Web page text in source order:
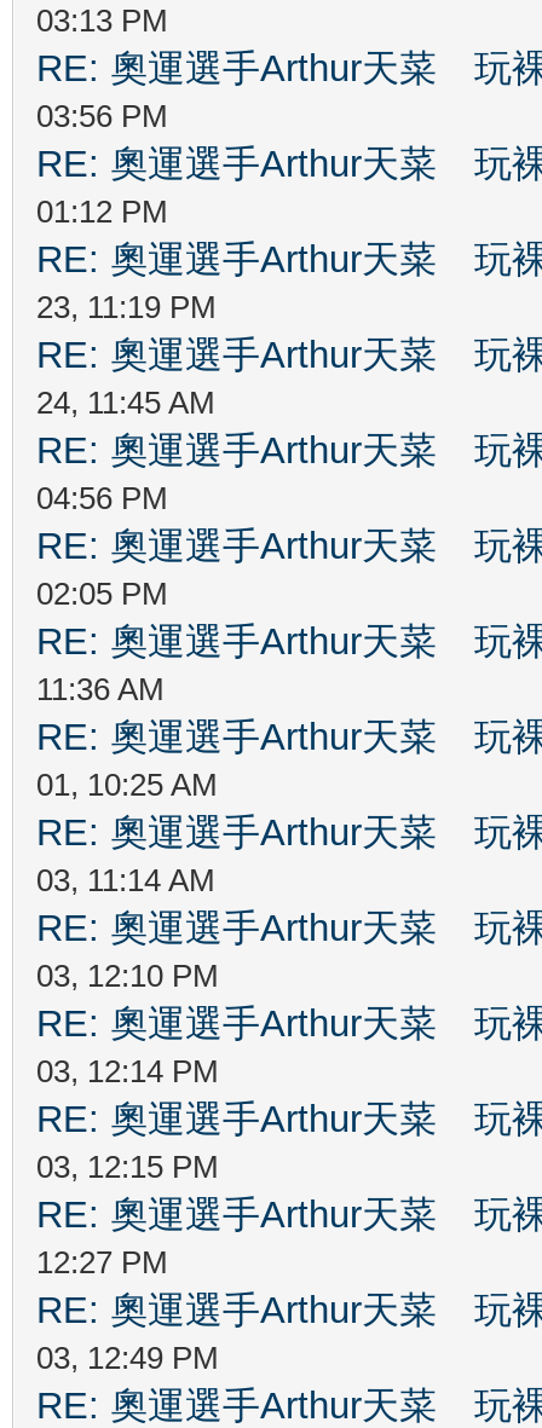
03:13 PM
RE: 奧運選手Arthur天菜 玩
03:56 PM
RE: 奧運選手Arthur天菜 玩
01:12 PM
RE: 奧運選手Arthur天菜 玩
23, 11:19 PM
RE: 奧運選手Arthur天菜 玩
24, 11:45 AM
RE: 奧運選手Arthur天菜 玩
04:56 PM
RE: 奧運選手Arthur天菜 玩
02:05 PM
RE: 奧運選手Arthur天菜 玩
11:36 AM
RE: 奧運選手Arthur天菜 玩
01, 10:25 AM
RE: 奧運選手Arthur天菜 玩
03, 11:14 AM
RE: 奧運選手Arthur天菜 玩
03, 12:10 PM
RE: 奧運選手Arthur天菜 玩
03, 12:14 PM
RE: 奧運選手Arthur天菜 玩
03, 12:15 PM
RE: 奧運選手Arthur天菜 玩
12:27 PM
RE: 奧運選手Arthur天菜 玩
03, 12:49 PM
RE: 奧運選手Arthur天菜 玩